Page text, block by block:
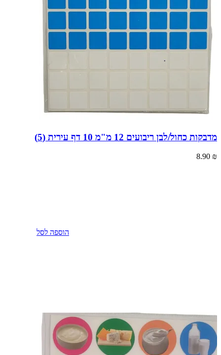
מדבקות כחול/לבן ריבועים 12 מ"מ 10 דף עירית (5)
8.90 ₪
הוספה לסל